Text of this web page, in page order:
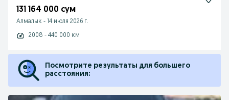
131 164 000 сум
Алмалык - 14 июля 2026 г.
2008 - 440 000 км
Посмотрите результаты для большего
расстояния: